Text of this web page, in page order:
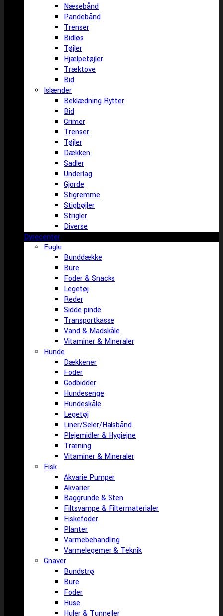
Næsebånd
Pandebånd
Trenser
Bidløs
Tøjler
Hjælpetøjler
Træktove
Bid
Islænder
Beklædning Rytter
Bid
Grimer
Trenser
Tøjler
Dækken
Sadler
Underlag
Gjorde
Stigremme
Stigbøjler
Strigler
Diverse
Dyrecenter
Fugle
Bunddække
Bure
Foder & Snacks
Legetøj
Reder
Sidde pinde
Transportkasse
Vand & Madskåle
Vitaminer & Mineraler
Hunde
Dækkener
Foder
Godbidder
Hundesenge
Hundeskåle
Legetøj
Liner/Seler/Halsbånd
Plejemidler & Hygiejne
Træning
Vitaminer & Mineraler
Fisk
Akvarie Pumper
Akvarier
Baggrunde & Sten
Filtsvampe & Filtermaterialer
Fiskefoder
Planter
Varmebehandling
Varmelegemer & Teknik
Gnaver
Bundstrø
Bure
Foder
Huse
Huler & Tunneller